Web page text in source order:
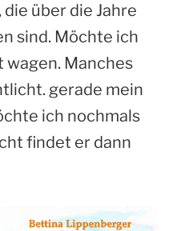
über die Jahre
sind. Möchte ich
Manches
gerade mein
ich nochmals
findet er dann